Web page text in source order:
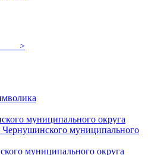
>
муниципального округа
муниципального
муниципального округа